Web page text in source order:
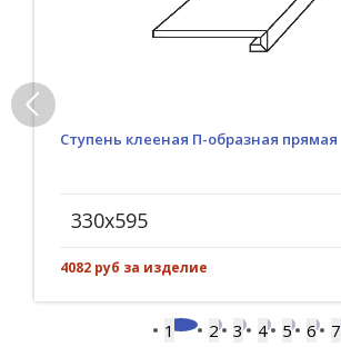
Ступень клееная П-образная прямая
330x595
4082 руб за изделие
1 2 3 4 5 6 7